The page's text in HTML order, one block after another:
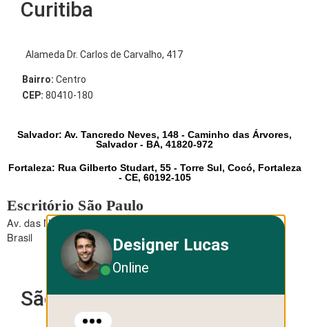
Curitiba
Alameda Dr. Carlos de Carvalho, 417
Bairro: Centro
CEP: 80410-180
Salvador: Av. Tancredo Neves, 148 - Caminho das Árvores,
Salvador - BA, 41820-972
Fortaleza: Rua Gilberto Studart, 55 - Torre Sul, Cocó, Fortaleza
- CE, 60192-105
Escritório São Paulo
Av. das Nações Unidas, 12.495 - Brooklin - São Paulo - SP -
Brasil
São Paulo
Designer Lucas
Online